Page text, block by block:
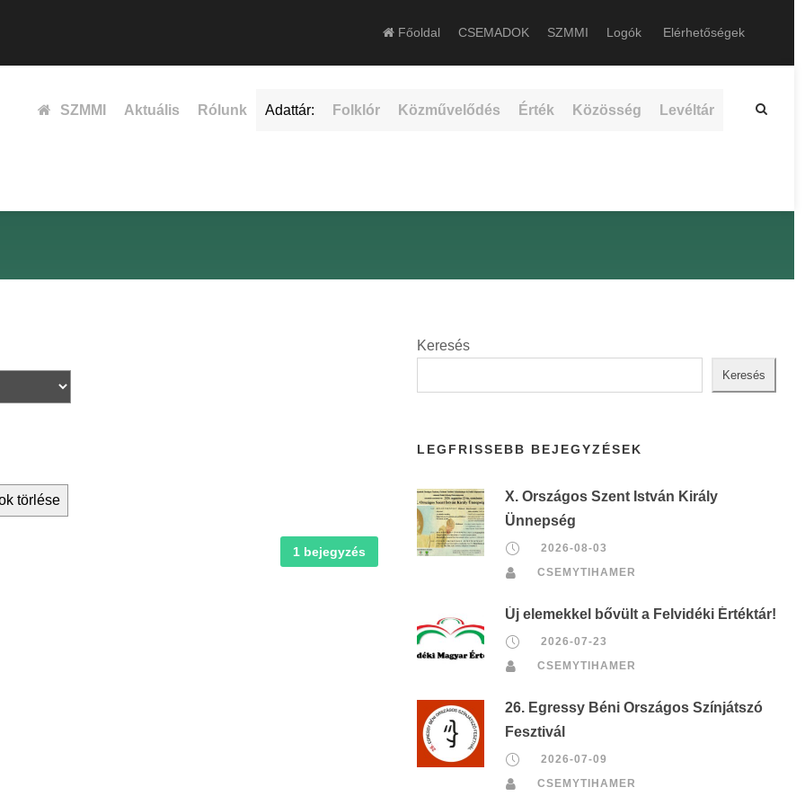
Főoldal CSEMADOK SZMMI Logók Elérhetőségek
SZMMI Aktuális Rólunk Adattár: Folklór Közművelődés Érték Közösség Levéltár
törlése
1 bejegyzés
Keresés
Keresés
LEGFRISSEBB BEJEGYZÉSEK
X. Országos Szent István Király
Ünnepség
2026-08-03
CSEMYTIHAMER
Új elemekkel bővült a Felvidéki Értéktár!
2026-07-23
CSEMYTIHAMER
26. Egressy Béni Országos Színjátszó
Fesztivál
2026-07-09
CSEMYTIHAMER